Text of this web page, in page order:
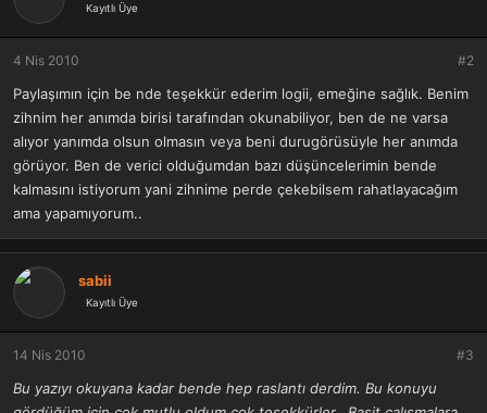
Kayıtlı Üye
4 Nis 2010 #2
Paylaşımın için be nde teşekkür ederim logii, emeğine sağlık. Benim
zihnim her anımda birisi tarafından okunabiliyor, ben de ne varsa
alıyor yanımda olsun olmasın veya beni durugörüsüyle her anımda
görüyor. Ben de verici olduğumdan bazı düşüncelerimin bende
kalmasını istiyorum yani zihnime perde çekebilsem rahatlayacağım
ama yapamıyorum..
sabii
Kayıtlı Üye
14 Nis 2010 #3
Bu yazıyı okuyana kadar bende hep raslantı derdim. Bu konuyu